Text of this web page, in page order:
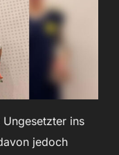
ins
jedoch